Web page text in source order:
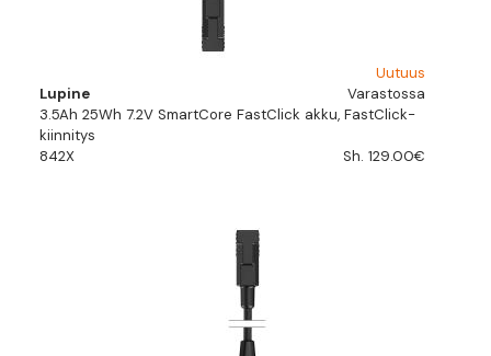
Uutuus
Lupine
Varastossa
3.5Ah 25Wh 7.2V SmartCore FastClick akku, FastClick-
kiinnitys
842X
Sh. 129.00€